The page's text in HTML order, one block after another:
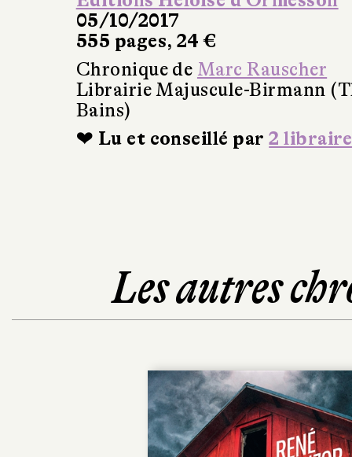
05/10/2017
555 pages, 24 €
Chronique de Marc Rauscher
Librairie Majuscule-Birmann
Bains)
❤ Lu et conseillé par2
Les autres